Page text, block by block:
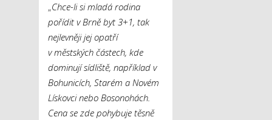
„Chce-li si mladá rodina
pořídit v Brně byt 3+1, tak
nejlevněji jej opatří
v městských částech, kde
dominují sídliště, například v
Bohunicích, Starém a Novém
Lískovci nebo Bosonohách.
Cena se zde pohybuje těsně